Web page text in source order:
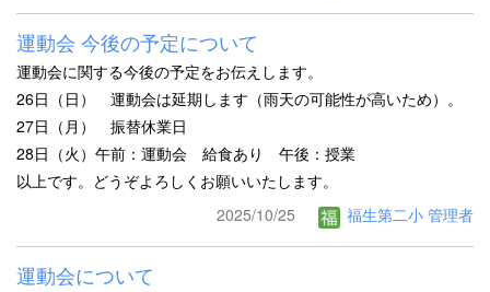
運動会 今後の予定について
運動会に関する今後の予定をお伝えします。
26日（日） 運動会は延期します（雨天の可能性が高いため）。
27日（月） 振替休業日
28日（火）午前：運動会 給食あり 午後：授業
以上です。どうぞよろしくお願いいたします。
2025/10/25
福生第二小 管理者
運動会について